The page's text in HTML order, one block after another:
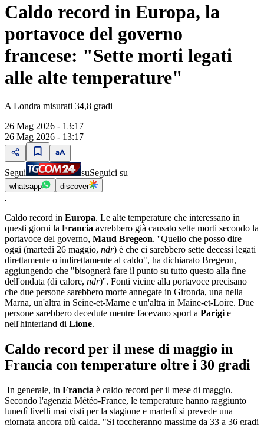
Caldo record in Europa, la
portavoce del governo
francese: "Sette morti legati
alle alte temperature"
A Londra misurati 34,8 gradi
26 Mag 2026 - 13:17
26 Mag 2026 - 13:17
Segui suSeguici su
whatsapp discover
Caldo record in Europa. Le alte temperature che interessano in
questi giorni la Francia avrebbero già causato sette morti secondo la
portavoce del governo, Maud Bregeon. ''Quello che posso dire
oggi (martedì 26 maggio, ndr) è che ci sarebbero sette decessi legati
direttamente o indirettamente al caldo", ha dichiarato Bregeon,
aggiungendo che "bisognerà fare il punto su tutto questo alla fine
dell'ondata (di calore, ndr)''. Fonti vicine alla portavoce precisano
che due persone sarebbero morte annegate in Gironda, una nella
Marna, un'altra in Seine-et-Marne e un'altra in Maine-et-Loire. Due
persone sarebbero decedute mentre facevano sport a Parigi e
nell'hinterland di Lione.
Caldo record per il mese di maggio in
Francia con temperature oltre i 30 gradi
In generale, in Francia è caldo record per il mese di maggio.
Secondo l'agenzia Météo-France, le temperature hanno raggiunto
lunedì livelli mai visti per la stagione e martedì si prevede una
giornata ancora più calda. "Si toccheranno massime da 33 a 36 gradi